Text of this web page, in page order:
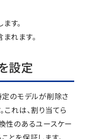
す。
れます。
設定
定のモデルが削除さ
これは、割り当てら
性のあるユースケー